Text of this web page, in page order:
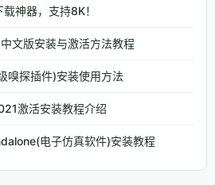
神器，支持8K！
文版安装与激活方法教程
嗅探插件)安装使用方法
激活安装教程介绍
电子仿真软件)安装教程